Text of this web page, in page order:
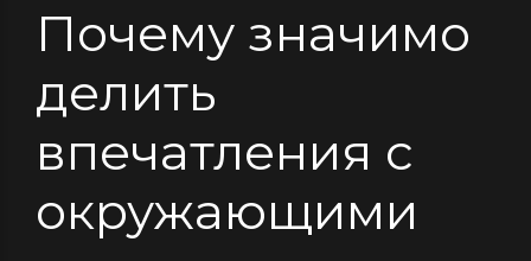
Почему значимо
делить
впечатления с
окружающими